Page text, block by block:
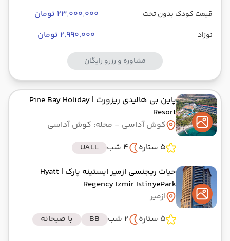
قیمت کودک بدون تخت ۲۳٬۰۰۰٬۰۰۰ تومان
نوزاد ۲٬۹۹۰٬۰۰۰ تومان
مشاوره و رزرو رایگان
پاین بی هالیدی ریزورت | Pine Bay Holiday
Resort
کوش آداسی - محله: کوش آداسی
5 ستاره
4 شب
UALL
حیات ریجنسی ازمیر ایستینه پارک | Hyatt
Regency Izmir IstinyePark
ازمیر
5 ستاره
2 شب BB با صبحانه